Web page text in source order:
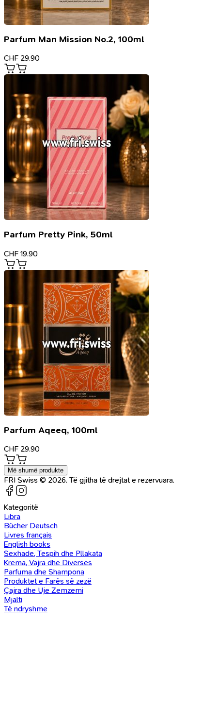
Parfum Man Mission No.2, 100ml
CHF 29.90
Parfum Pretty Pink, 50ml
CHF 19.90
Parfum Aqeeq, 100ml
CHF 29.90
Më shumë produkte
FRI Swiss © 2026. Të gjitha të drejtat e rezervuara.
Kategoritë
Libra
Bücher Deutsch
Livres français
English books
Sexhade, Tespih dhe Pllakata
Krema, Vajra dhe Diverses
Parfuma dhe Shampona
Produktet e Farës së zezë
Çajra dhe Uje Zemzemi
Mjalti
Të ndryshme